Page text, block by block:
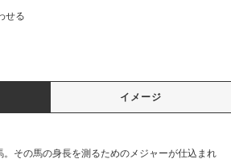
せる
イメージ
その馬の身長を測るためのメジャーが仕込まれ